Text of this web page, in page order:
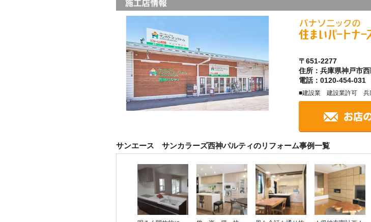
〒651-2277
住所：兵庫県神戸市
電話：0120-454-
■建設業 建設業許可 兵
サンエース サンカラーズ西神パルティのリフォーム事例一覧